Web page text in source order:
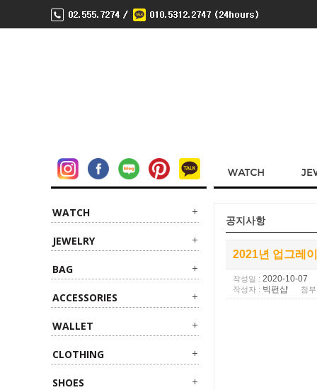
WATCH
JEWELRY
BAG
ACCESSORIES
WALLET
CLOTHING
SHOES
공지사항
2021년 업그레
작성일 : 2020-10-07
작성자 : 빅펀샵 첨